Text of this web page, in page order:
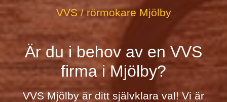
VVS / rörmokare Mjölby
Är du i behov av en VVS
firma i Mjölby?
VVS Mjölby är ditt självklara val! Vi är